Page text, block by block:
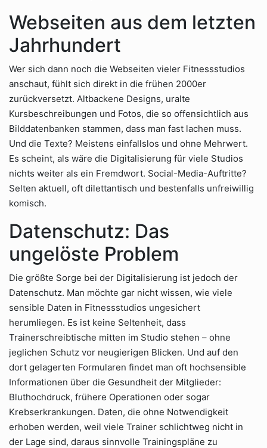
Webseiten aus dem letzten
Jahrhundert
Wer sich dann noch die Webseiten vieler Fitnessstudios
anschaut, fühlt sich direkt in die frühen 2000er
zurückversetzt. Altbackene Designs, uralte
Kursbeschreibungen und Fotos, die so offensichtlich aus
Bilddatenbanken stammen, dass man fast lachen muss.
Und die Texte? Meistens einfallslos und ohne Mehrwert.
Es scheint, als wäre die Digitalisierung für viele Studios
nichts weiter als ein Fremdwort. Social-Media-Auftritte?
Selten aktuell, oft dilettantisch und bestenfalls unfreiwillig
komisch.
Datenschutz: Das
ungelöste Problem
Die größte Sorge bei der Digitalisierung ist jedoch der
Datenschutz. Man möchte gar nicht wissen, wie viele
sensible Daten in Fitnessstudios ungesichert
herumliegen. Es ist keine Seltenheit, dass
Trainerschreibtische mitten im Studio stehen – ohne
jeglichen Schutz vor neugierigen Blicken. Und auf den
dort gelagerten Formularen findet man oft hochsensible
Informationen über die Gesundheit der Mitglieder:
Bluthochdruck, frühere Operationen oder sogar
Krebserkrankungen. Daten, die ohne Notwendigkeit
erhoben werden, weil viele Trainer schlichtweg nicht in
der Lage sind, daraus sinnvolle Trainingspläne zu